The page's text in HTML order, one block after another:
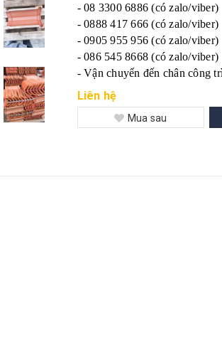
- 08 3300 6886 (có zalo/viber)
- 0888 417 666 (có zalo/viber)
- 0905 955 956 (có zalo/viber)
- 086 545 8668 (có zalo/viber)
- Vận chuyển đến chân công
Liên hệ
Mua sau